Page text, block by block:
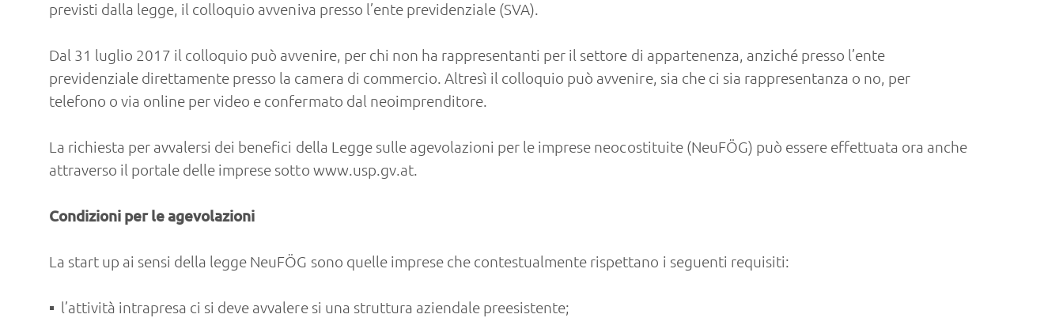
previsti dalla legge, il colloquio avveniva presso l’ente previdenziale (SVA).
Dal 31 luglio 2017 il colloquio può avvenire, per chi non ha rappresentanti per il settore di appartenenza, anziché presso l’ente
previdenziale direttamente presso la camera di commercio. Altresì il colloquio può avvenire, sia che ci sia rappresentanza o no, per
telefono o via online per video e confermato dal neoimprenditore.
La richiesta per avvalersi dei benefici della Legge sulle agevolazioni per le imprese neocostituite (NeuFÖG) può essere effettuata ora anche
attraverso il portale delle imprese sotto www.usp.gv.at.
Condizioni per le agevolazioni
La start up ai sensi della legge NeuFÖG sono quelle imprese che contestualmente rispettano i seguenti requisiti:
l’attività intrapresa ci si deve avvalere si una struttura aziendale preesistente;